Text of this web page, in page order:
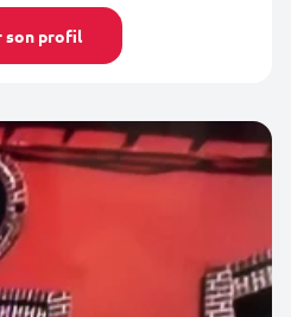
son profil